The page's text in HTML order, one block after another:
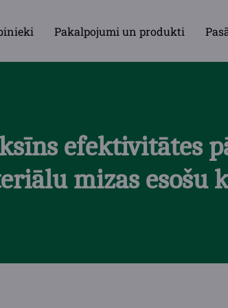
Pakalpojumi un produkti
efektivitātes
mizas esošu